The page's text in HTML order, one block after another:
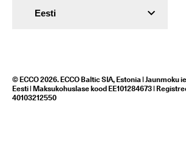
© ECCO 2026. ECCO Baltic SIA, Estonia | Jaunmoku
Eesti | Maksukohuslase kood EE101284673 |
40103212550
Eesti